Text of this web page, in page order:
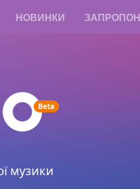
НОВИНКИ
Betaunread messages
музики